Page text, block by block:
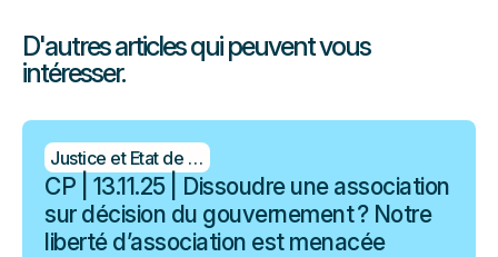
D'autres articles qui peuvent vous
intéresser.
Justice et Etat de droit
CP | 13.11.25 | Dissoudre une association
sur décision du gouvernement ? Notre
liberté d’association est menacée